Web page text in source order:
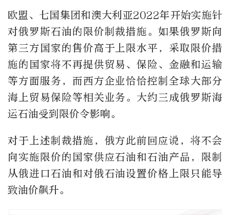
欧盟、七国集团和澳大利亚2022年开始实施针
对俄罗斯石油的限价制裁措施。如果俄罗斯向
第三方国家的售价高于上限水平，采取限价措
施的国家将不再提供贸易、保险、金融和运输
等方面服务，而西方企业恰恰控制全球大部分
海上贸易保险等相关业务。大约三成俄罗斯海
运石油受到限价令影响。
对于上述制裁措施，俄方此前回应说，将不会
向实施限价的国家供应石油和石油产品，限制
从俄进口石油和对俄石油设置价格上限只能导
致油价飙升。